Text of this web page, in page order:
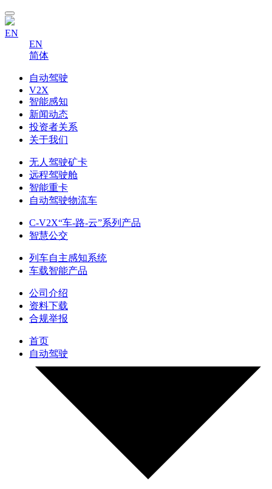
EN
EN
简体
自动驾驶
V2X
智能感知
新闻动态
投资者关系
关于我们
无人驾驶矿卡
远程驾驶舱
智能重卡
自动驾驶物流车
C-V2X“车-路-云”系列产品
智慧公交
列车自主感知系统
车载智能产品
公司介绍
资料下载
合规举报
首页
自动驾驶